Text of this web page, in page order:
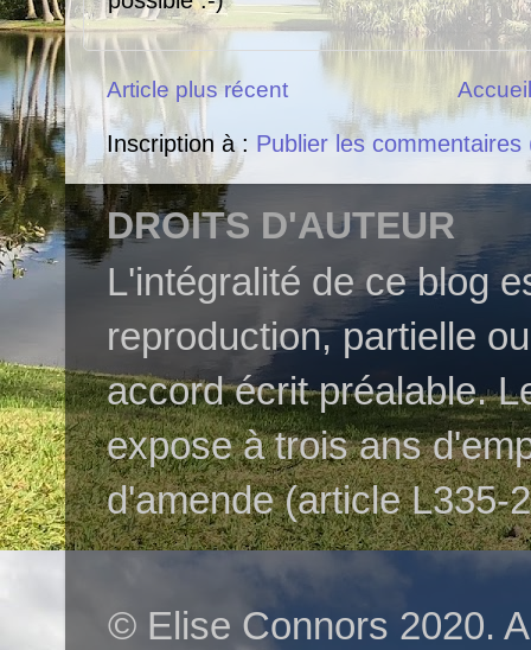
Article plus récent
Inscription à : Publier les commentaires
DROITS D'AUTEUR
L'intégralité de ce blog
reproduction, partielle
accord écrit préalable.
expose à trois ans
d'amende (article L335-
© Elise Connors 2020.